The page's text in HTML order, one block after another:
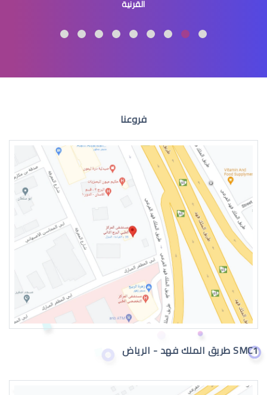
موانع الليزك
تصحيح النظر
القرنية
فروعنا
SMC1 طريق الملك فهد - الرياض